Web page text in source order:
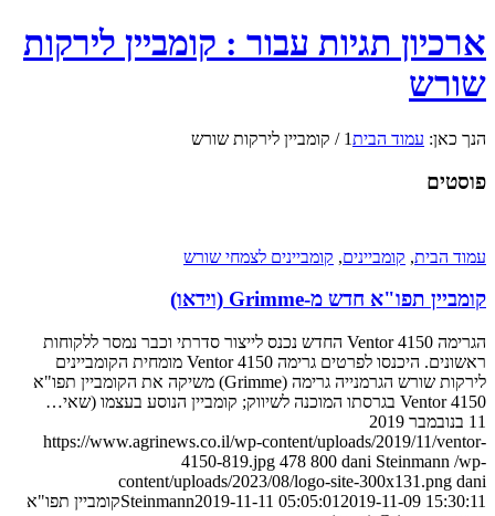
ארכיון תגיות עבור : קומביין לירקות
שורש
הנך כאן: עמוד הבית1
/ קומביין לירקות שורש
פוסטים
עמוד הבית, קומביינים, קומביינים לצמחי שורש
קומביין תפו"א חדש מ-Grimme (וידאו)
הגרימה Ventor 4150 החדש נכנס לייצור סדרתי וכבר נמסר ללקוחות
ראשונים. היכנסו לפרטים גרימה Ventor 4150 מומחית הקומביינים
לירקות שורש הגרמנייה גרימה (Grimme) משיקה את הקומביין תפו"א
Ventor 4150 בגרסתו המוכנה לשיווק; קומביין הנוסע בעצמו (שאי…
11 בנובמבר 2019
https://www.agrinews.co.il/wp-content/uploads/2019/11/ventor-
4150-819.jpg 478 800 dani Steinmann /wp-
content/uploads/2023/08/logo-site-300x131.png dani
Steinmann2019-11-11 05:05:01 2019-11-09 15:30:11
קומביין תפו"א